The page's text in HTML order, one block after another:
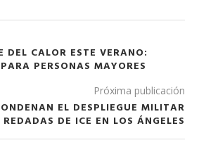
DEL CALOR ESTE VERANO:
PERSONAS MAYORES
Próxima publicación
EL DESPLIEGUE MILITAR
DE ICE EN LOS ÁNGELES